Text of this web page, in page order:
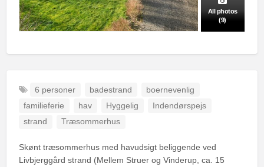
All photos
(9)
6 personer badestrand
boernevenlig
familieferie
hav Hyggelig
Indendørspejs
strand
Træsommerhus
Skønt træsommerhus med havudsigt beliggende ved
Livbjerggård strand (Mellem Struer og Vinderup, ca. 15